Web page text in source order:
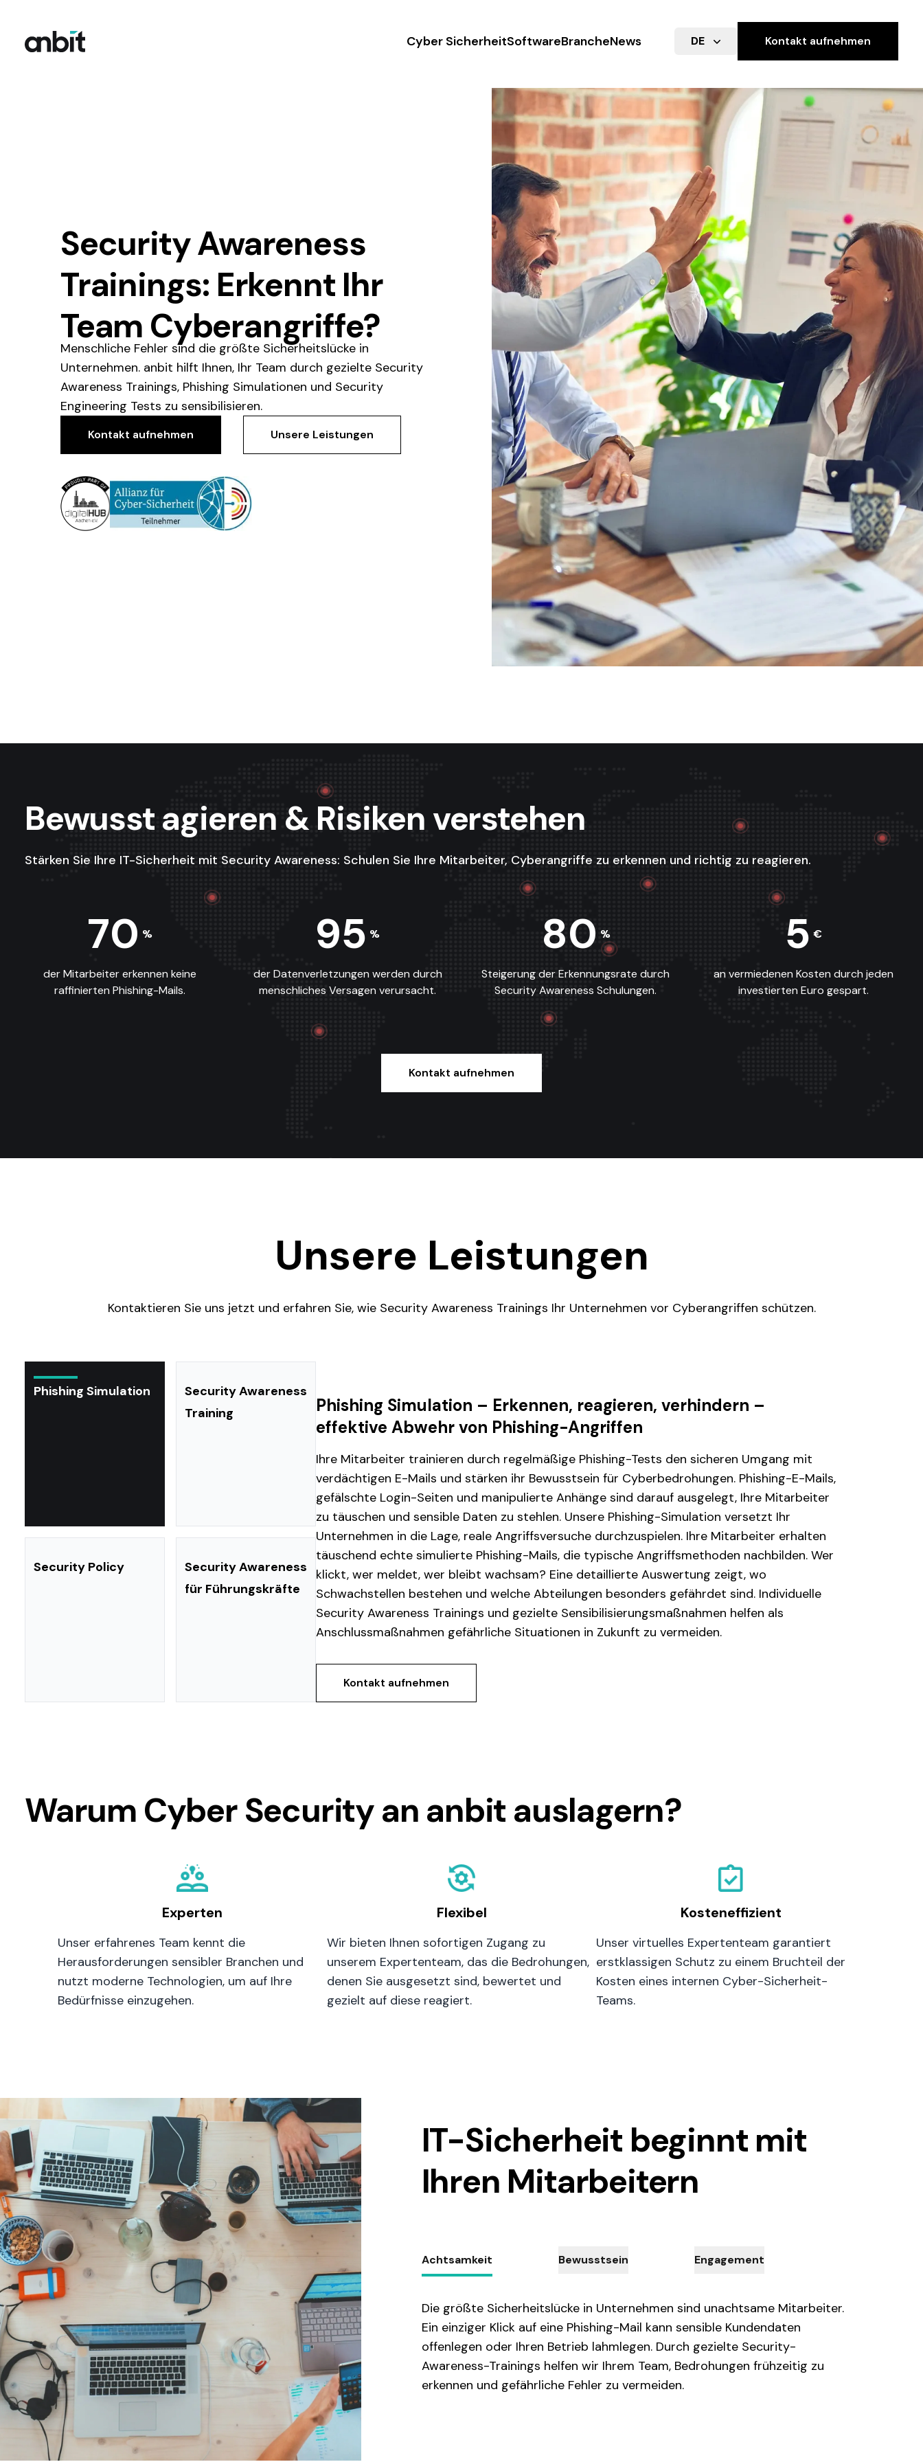
Logo der anbit GmbH – IT-Dienstleister für Cyber-Sicherheit, Managed IT und Softwareentwicklung.
Cyber SicherheitSoftwareBrancheNews DE Kontakt aufnehmen
Security Awareness
Trainings: Erkennt Ihr
Team Cyberangriffe?
Menschliche Fehler sind die größte Sicherheitslücke in
Unternehmen. anbit hilft Ihnen, Ihr Team durch gezielte Security
Awareness Trainings, Phishing Simulationen und Security
Engineering Tests zu sensibilisieren.
Kontakt aufnehmen Unsere Leistungen
Bewusst agieren & Risiken verstehen
Stärken Sie Ihre IT-Sicherheit mit Security Awareness: Schulen Sie Ihre Mitarbeiter, Cyberangriffe zu erkennen und richtig zu reagieren.
70 %
der Mitarbeiter erkennen keine
raffinierten Phishing-Mails.
95 %
der Datenverletzungen werden durch
menschliches Versagen verursacht.
80 %
Steigerung der Erkennungsrate durch
Security Awareness Schulungen.
5 €
an vermiedenen Kosten durch jeden
investierten Euro gespart.
Kontakt aufnehmen
Unsere Leistungen
Kontaktieren Sie uns jetzt und erfahren Sie, wie Security Awareness Trainings Ihr Unternehmen vor Cyberangriffen schützen.
Phishing Simulation
Security Awareness
Training
Security Policy
Security Awareness
für Führungskräfte
Phishing Simulation – Erkennen, reagieren, verhindern –
effektive Abwehr von Phishing-Angriffen
Ihre Mitarbeiter trainieren durch regelmäßige Phishing-Tests den sicheren Umgang mit
verdächtigen E-Mails und stärken ihr Bewusstsein für Cyberbedrohungen. Phishing-E-Mails,
gefälschte Login-Seiten und manipulierte Anhänge sind darauf ausgelegt, Ihre Mitarbeiter
zu täuschen und sensible Daten zu stehlen. Unsere Phishing-Simulation versetzt Ihr
Unternehmen in die Lage, reale Angriffsversuche durchzuspielen. Ihre Mitarbeiter erhalten
täuschend echte simulierte Phishing-Mails, die typische Angriffsmethoden nachbilden. Wer
klickt, wer meldet, wer bleibt wachsam? Eine detaillierte Auswertung zeigt, wo
Schwachstellen bestehen und welche Abteilungen besonders gefährdet sind. Individuelle
Security Awareness Trainings und gezielte Sensibilisierungsmaßnahmen helfen als
Anschlussmaßnahmen gefährliche Situationen in Zukunft zu vermeiden.
Kontakt aufnehmen
Warum Cyber Security an anbit auslagern?
Experten
Unser erfahrenes Team kennt die
Herausforderungen sensibler Branchen und
nutzt moderne Technologien, um auf Ihre
Bedürfnisse einzugehen.
Flexibel
Wir bieten Ihnen sofortigen Zugang zu
unserem Expertenteam, das die Bedrohungen,
denen Sie ausgesetzt sind, bewertet und
gezielt auf diese reagiert.
Kosteneffizient
Unser virtuelles Expertenteam garantiert
erstklassigen Schutz zu einem Bruchteil der
Kosten eines internen Cyber-Sicherheit-
Teams.
IT-Sicherheit beginnt mit
Ihren Mitarbeitern
Achtsamkeit Bewusstsein Engagement
Die größte Sicherheitslücke in Unternehmen sind unachtsame Mitarbeiter.
Ein einziger Klick auf eine Phishing-Mail kann sensible Kundendaten
offenlegen oder Ihren Betrieb lahmlegen. Durch gezielte Security-
Awareness-Trainings helfen wir Ihrem Team, Bedrohungen frühzeitig zu
erkennen und gefährliche Fehler zu vermeiden.